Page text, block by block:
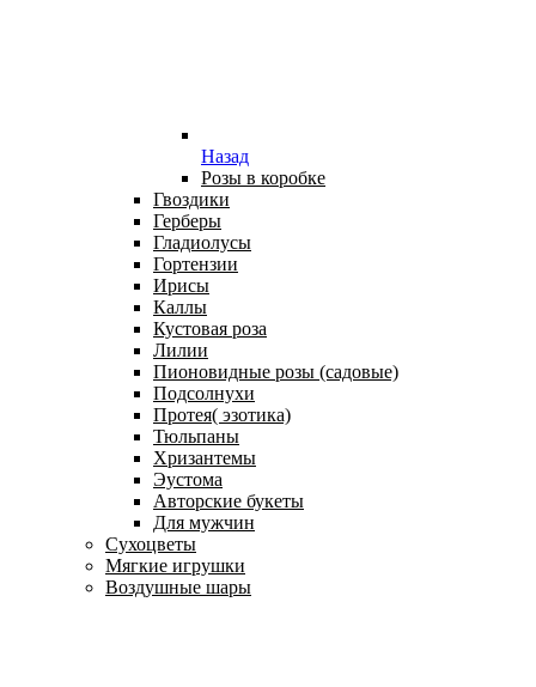
Назад
Розы в коробке
Гвоздики
Герберы
Гладиолусы
Гортензии
Ирисы
Каллы
Кустовая роза
Лилии
Пионовидные розы (садовые)
Подсолнухи
Протея( эзотика)
Тюльпаны
Хризантемы
Эустома
Авторские букеты
Для мужчин
Сухоцветы
Мягкие игрушки
Воздушные шары